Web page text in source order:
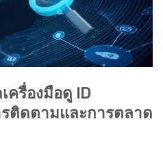
ครื่องมือดู ID
รติดตามและการตลาด